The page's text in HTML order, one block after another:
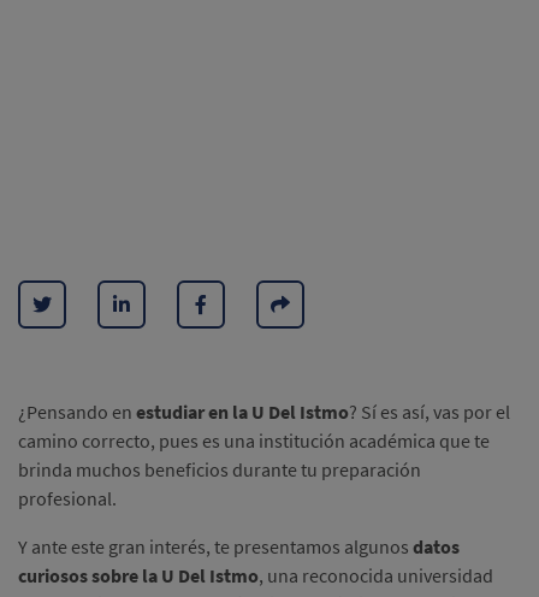
¿Pensando en estudiar en la U Del Istmo? Sí es así, vas por el
camino correcto, pues es una institución académica que te
brinda muchos beneficios durante tu preparación
profesional.
Y ante este gran interés, te presentamos algunos datos
curiosos sobre la U Del Istmo, una reconocida universidad